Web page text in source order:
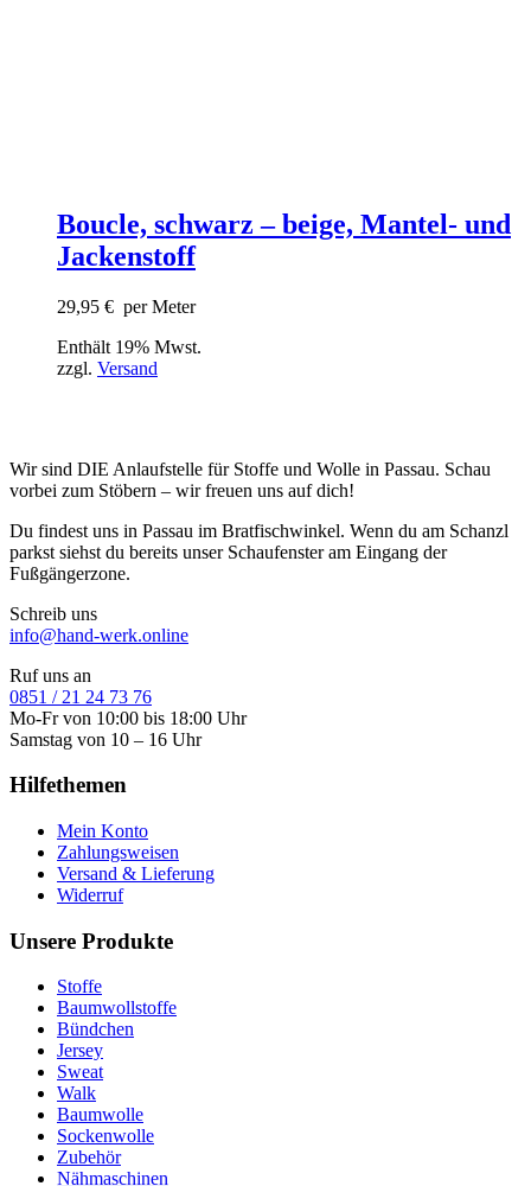
Boucle, schwarz – beige, Mantel- und
Jackenstoff
29,95 € per Meter
Enthält 19% Mwst.
zzgl. Versand
Wir sind DIE Anlaufstelle für Stoffe und Wolle in Passau. Schau
vorbei zum Stöbern – wir freuen uns auf dich!
Du findest uns in Passau im Bratfischwinkel. Wenn du am Schanzl
parkst siehst du bereits unser Schaufenster am Eingang der
Fußgängerzone.
Schreib uns
info@hand-werk.online
Ruf uns an
0851 / 21 24 73 76
Mo-Fr von 10:00 bis 18:00 Uhr
Samstag von 10 – 16 Uhr
Hilfethemen
Mein Konto
Zahlungsweisen
Versand & Lieferung
Widerruf
Unsere Produkte
Stoffe
Baumwollstoffe
Bündchen
Jersey
Sweat
Walk
Baumwolle
Sockenwolle
Zubehör
Nähmaschinen